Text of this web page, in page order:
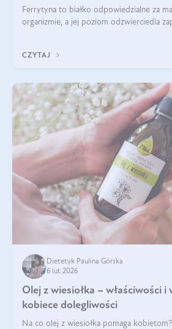
Ferrytyna to białko odpowiedzialne za
organizmie, a jej poziom odzwierciedla
funkcjonowanie (
CZYTAJ
Dietetyk Paulina Górska
6 lut 2026
Olej z wiesiołka – właściwości i
kobiece dolegliwości
Na co olej z wiesiołka pomaga